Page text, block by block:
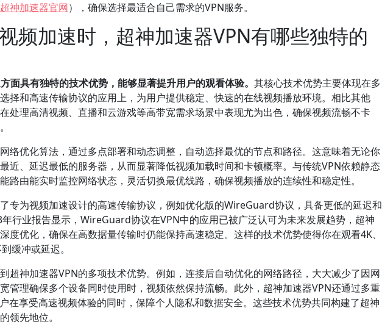
超神加速器官网），确保选择最适合自己需求的VPN服务。
频加速时，超神加速器VPN有哪些独特的
面具有独特的技术优势，能够显著提升用户的观看体验。 其核心技术优势主要体现在多
择和高速传输协议的应用上，为用户提供稳定、快速的在线视频播放环境。相比其他
处理高清视频、直播和云游戏等高带宽需求场景中表现尤为出色，确保视频流畅不卡
络优化算法，通过多点部署和动态调整，自动选择最优的节点和路径。这意味着无论你
近、延迟最低的服务器，从而显著降低视频加载时间和卡顿概率。与传统VPN依赖静态
路由能实时监控网络状态，灵活切换最优线路，确保视频播放的连续性和稳定性。
专为视频加速设计的高速传输协议，例如优化版的WireGuard协议，具备更低的延迟和
行业报告显示，WireGuard协议在VPN中的应用已被广泛认可为未来发展趋势，超神
度优化，确保在高数据量传输时仍能保持高速稳定。这样的技术优势使得你在观看4K、
缓冲或延迟。
超神加速器VPN的多项技术优势。例如，连接后自动优化的网络路径，大大减少了因网
管理确保多个设备同时使用时，视频依然保持流畅。此外，超神加速器VPN还通过多重
在享受高速视频体验的同时，保障个人隐私和数据安全。这些技术优势共同构建了超神
领先地位。